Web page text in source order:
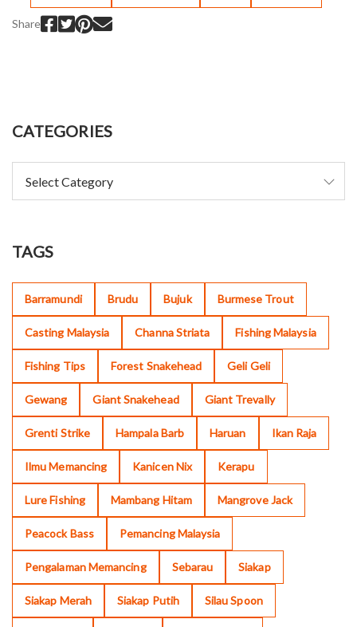
Share
CATEGORIES
TAGS
Barramundi Brudu Bujuk Burmese Trout
Casting Malaysia Channa Striata Fishing Malaysia
Fishing Tips Forest Snakehead Geli Geli
Gewang Giant Snakehead Giant Trevally
Grenti Strike Hampala Barb Haruan Ikan Raja
Ilmu Memancing Kanicen Nix Kerapu
Lure Fishing Mambang Hitam Mangrove Jack
Peacock Bass Pemancing Malaysia
Pengalaman Memancing Sebarau Siakap
Siakap Merah Siakap Putih Silau Spoon